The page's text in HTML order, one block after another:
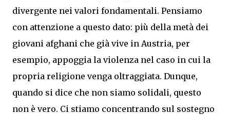
divergente nei valori fondamentali. Pensiamo
con attenzione a questo dato: più della metà dei
giovani afghani che già vive in Austria, per
esempio, appoggia la violenza nel caso in cui la
propria religione venga oltraggiata. Dunque,
quando si dice che non siamo solidali, questo
non è vero. Ci stiamo concentrando sul sostegno